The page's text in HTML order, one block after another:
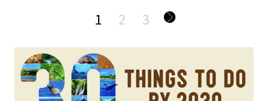
日本酒參賽。 競賽項目是以日本酒的種類區分，
並由來自世界各國的評審委員進行評鑑。在2017年
金賞殊榮，且得獎數為日本第一。
1 2 3